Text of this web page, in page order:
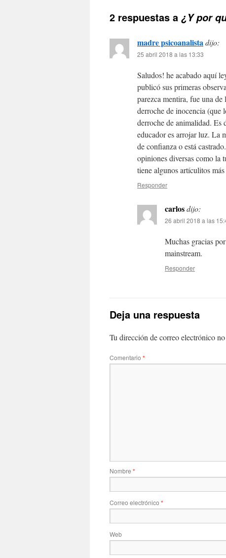
2 respuestas a ¿Y por
madre psicoanalistadijo:
25 abril 2018 a las 13:33
Saludos! he acabado aquí
publicó sus primeras
parezca mentira, fue una
derroche de inocencia (que
derroche de animalidad. Es
educador es arrojar luz. La
de confianza o está
opiniones diversas como la
tiene algunos artículitos
Responder
carlosdijo:
26 abril 2018 a las
Muchas gracias
mainstream.
Responder
Deja una respuesta
Tu dirección de correo electrónico
Comentario *
Nombre *
Correo electrónico *
Web